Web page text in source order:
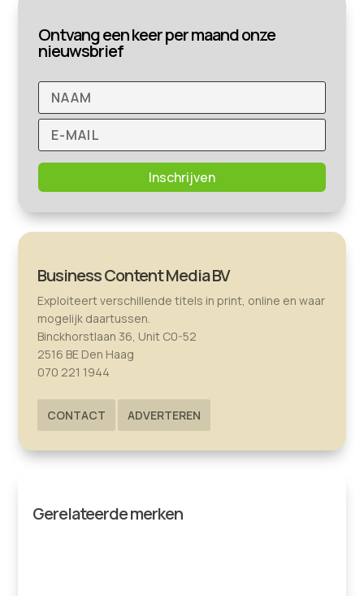
Ontvang een keer per maand onze
nieuwsbrief
Inschrijven
Business Content Media BV
Exploiteert verschillende titels in print, online en waar
mogelijk daartussen.
Binckhorstlaan 36, Unit C0-52
2516 BE Den Haag
070 221 1944
CONTACT ADVERTEREN
Gerelateerde merken